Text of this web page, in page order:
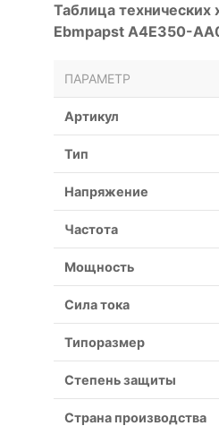
Таблица технических
Ebmpapst A4E350-
ПАРАМЕТР
Артикул
Тип
Напряжение
Частота
Мощность
Сила тока
Типоразмер
Степень защиты
Страна производства